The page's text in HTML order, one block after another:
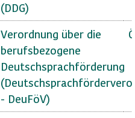
(DDG)
Verordnung über die
berufsbezogene
Deutschsprachförderung
- DeuFöV)